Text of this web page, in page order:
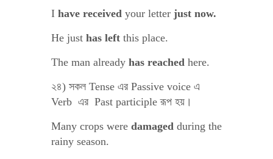
I have received your letter just now.
He just has left this place.
The man already has reached here.
২৪) সকল Tense এর Passive voice এ
Verb এর Past participle রূপ হয়।
Many crops were damaged during the
rainy season.